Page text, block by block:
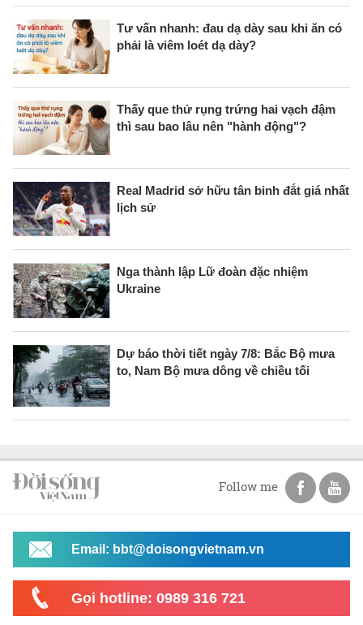
Tư vấn nhanh: đau dạ dày sau khi ăn có
phải là viêm loét dạ dày?
Thấy que thử rụng trứng hai vạch đậm
thì sau bao lâu nên "hành động"?
Real Madrid sở hữu tân binh đắt giá nhất
lịch sử
Nga thành lập Lữ đoàn đặc nhiệm
Ukraine
Dự báo thời tiết ngày 7/8: Bắc Bộ mưa
to, Nam Bộ mưa dông về chiều tối
Follow me
Email: bbt@doisongvietnam.vn
Gọi hotline: 0989 316 721